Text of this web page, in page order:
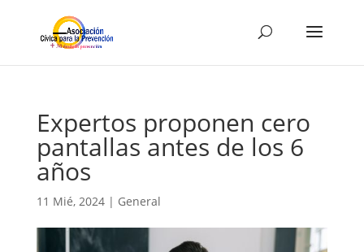
Expertos proponen cero
pantallas antes de los 6
años
11 Mié, 2024| General